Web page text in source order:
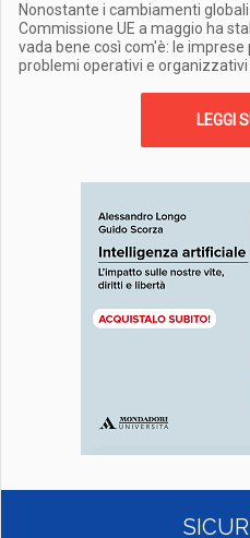
Nonostante i cambiamenti
Commissione UE a maggio ha
vada bene così com'è: le
problemi operativi e organizzativi
LEGGI